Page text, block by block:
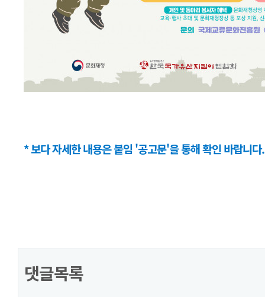
* 보다 자세한 내용은 붙임 '공고문'을 통해 확인 바랍니다.
댓글목록